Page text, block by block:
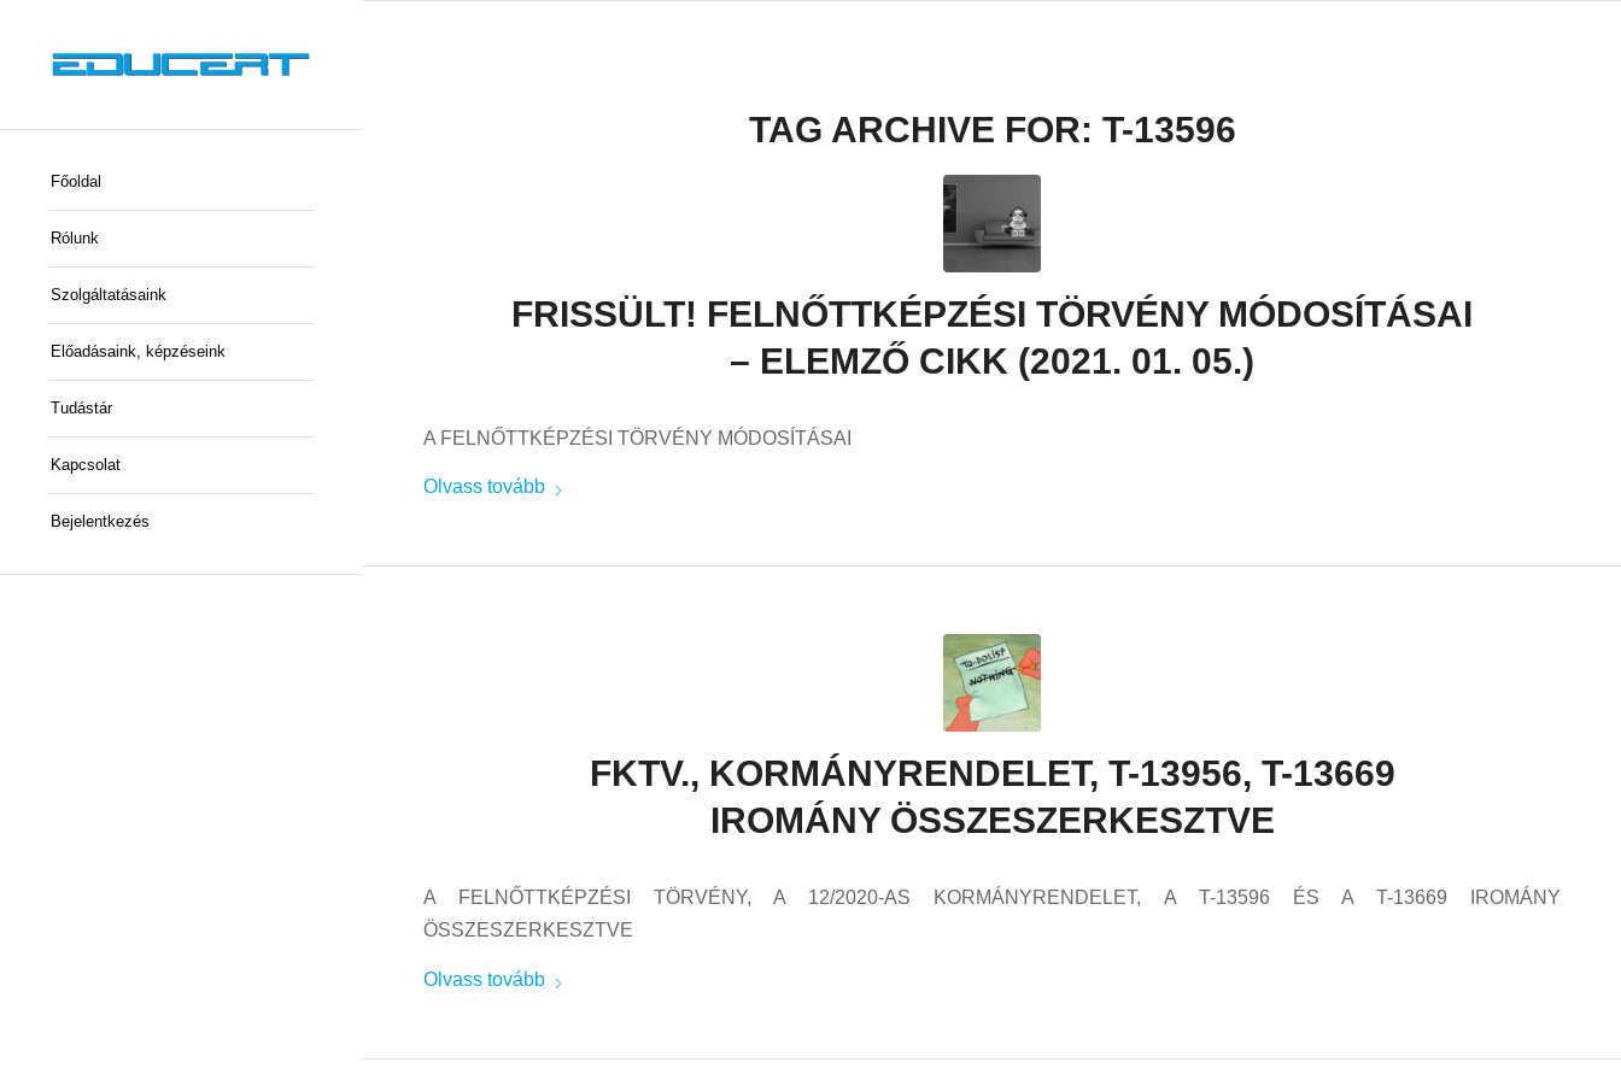
Főoldal
Rólunk
Szolgáltatásaink
Előadásaink, képzéseink
Tudástár
Kapcsolat
Bejelentkezés
TAG ARCHIVE FOR: T-13596
FRISSÜLT! FELNŐTTKÉPZÉSI TÖRVÉNY MÓDOSÍTÁSAI
– ELEMZŐ CIKK (2021. 01. 05.)
A FELNŐTTKÉPZÉSI TÖRVÉNY MÓDOSÍTÁSAI
Olvass tovább
FKTV., KORMÁNYRENDELET, T-13956, T-13669
IROMÁNY ÖSSZESZERKESZTVE
A FELNŐTTKÉPZÉSI TÖRVÉNY, A 12/2020-AS KORMÁNYRENDELET, A T-13596 ÉS A T-13669 IROMÁNY
ÖSSZESZERKESZTVE
Olvass tovább